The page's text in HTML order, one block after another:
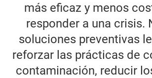
más eficaz y menos
responder a una crisis.
soluciones preventivas
reforzar las prácticas de
contaminación, reducir